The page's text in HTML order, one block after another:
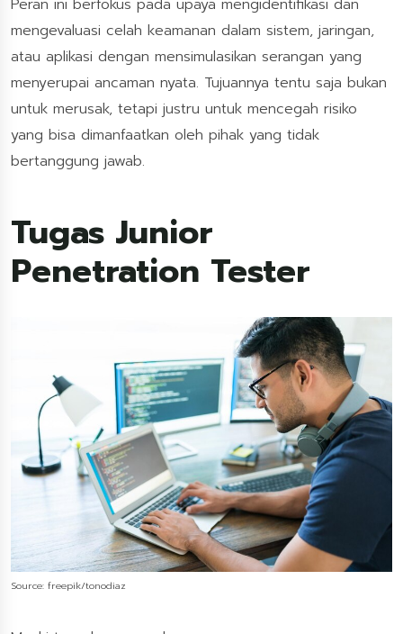
Peran ini berfokus pada upaya mengidentifikasi dan
mengevaluasi celah keamanan dalam sistem, jaringan,
atau aplikasi dengan mensimulasikan serangan yang
menyerupai ancaman nyata. Tujuannya tentu saja bukan
untuk merusak, tetapi justru untuk mencegah risiko
yang bisa dimanfaatkan oleh pihak yang tidak
bertanggung jawab.
Tugas Junior
Penetration Tester
Source: freepik/tonodiaz